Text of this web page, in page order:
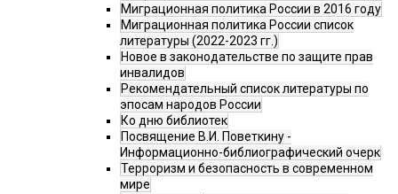
Миграционная политика России в 2016 году
Миграционная политика России список
литературы (2022-2023 гг.)
Новое в законодательстве по защите прав
инвалидов
Рекомендательный список литературы по
эпосам народов России
Ко дню библиотек
Посвящение В.И. Поветкину -
Информационно-библиографический очерк
Терроризм и безопасность в современном
мире